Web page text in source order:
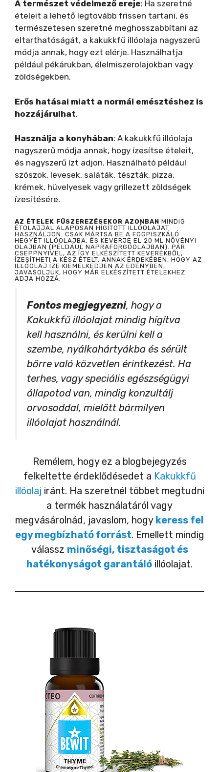
A természet védelmező ereje: Ha szeretné
ételeit a lehető legtovább frissen tartani, és
természetesen szeretné meghosszabbítani az
eltarthatóságát, a kakukkfű illóolaja nagyszerű
módja annak, hogy ezt elérje. Használhatja
például pékárukban, élelmiszerolajokban vagy
zöldségekben.
Erős hatásai miatt a normál emésztéshez is
hozzájárulhat.
Használja a konyhában: A kakukkfű illóolaja
nagyszerű módja annak, hogy ízesítse ételeit,
és nagyszerű ízt adjon. Használható például
szószok, levesek, saláták, tészták, pizza,
krémek, hüvelyesek vagy grillezett zöldségek
ízesítésére.
AZ ÉTELEK FŰSZEREZÉSEKOR AZONBAN MINDIG
ÉTOLAJJAL ALAPOSAN HÍGÍTOTT ILLÓOLAJAT
HASZNÁLJON. CSAK MÁRTSA BE A FOGPISZKÁLÓ
HEGYÉT ILLÓOLAJBA, ÉS KEVERJE EL 20 ML NÖVÉNYI
OLAJBAN (PÉLDÁUL NAPRAFORGÓOLAJBAN). PÁR
CSEPPNYIVEL, AZ ÍGY ELKÉSZÍTETT KEVERÉKBŐL,
ÍZESÍTHETI A KÉSZ ÉTELT. ANNAK ÉRDEKÉBEN, HOGY AZ
ILLÓOLAJ ÍZE KIEMELKEDJEN AZ EDÉNYBEN,
JAVASOLJUK, HOGY MÁR ELKÉSZÍTETT ÉTELEKHEZ
ADJA HOZZÁ.
Fontos megjegyezni, hogy a
Kakukkfű illóolajat mindig hígítva
kell használni, és kerülni kell a
szembe, nyálkahártyákba és sérült
bőrre való közvetlen érintkezést. Ha
terhes, vagy speciális egészségügyi
állapotod van, mindig konzultálj
orvosoddal, mielőtt bármilyen
illóolajat használnál.
Remélem, hogy ez a blogbejegyzés
felkeltette érdeklődésedet a Kakukkfű
illóolaj iránt. Ha szeretnél többet megtudni
a termék használatáról vagy
megvásárolnád, javaslom, hogy keress fel
egy megbízható forrást. Emellett mindig
válassz minőségi, tisztaságot és
hatékonyságot garantáló illóolajat.